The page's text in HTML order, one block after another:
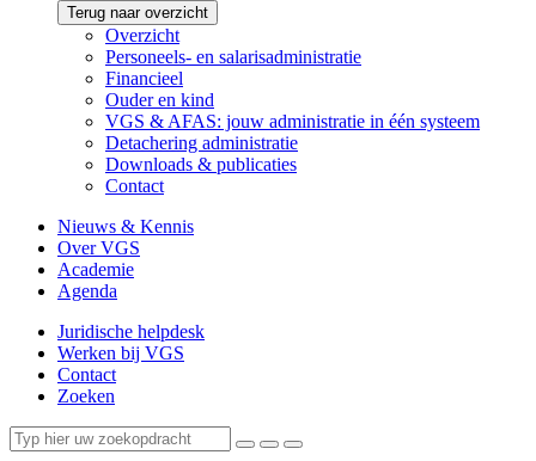
Terug naar overzicht
Overzicht
Personeels- en salarisadministratie
Financieel
Ouder en kind
VGS & AFAS: jouw administratie in één systeem
Detachering administratie
Downloads & publicaties
Contact
Nieuws & Kennis
Over VGS
Academie
Agenda
Juridische helpdesk
Werken bij VGS
Contact
Zoeken